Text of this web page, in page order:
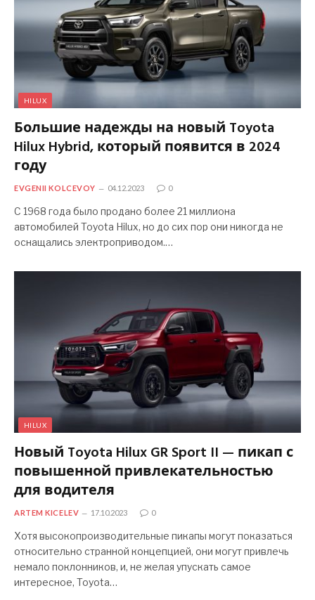
HILUX
Большие надежды на новый Toyota
Hilux Hybrid, который появится в 2024
году
EVGENII KOLCEVOY 04.12.2023 0
С 1968 года было продано более 21 миллиона
автомобилей Toyota Hilux, но до сих пор они никогда не
оснащались электроприводом.…
HILUX
Новый Toyota Hilux GR Sport II — пикап с
повышенной привлекательностью
для водителя
ARTEM KICELEV 17.10.2023 0
Хотя высокопроизводительные пикапы могут показаться
относительно странной концепцией, они могут привлечь
немало поклонников, и, не желая упускать самое
интересное, Toyota…